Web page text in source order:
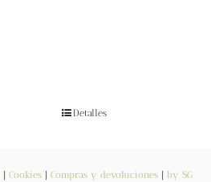
Detalles
Cookies| Compras y devoluciones| by SG